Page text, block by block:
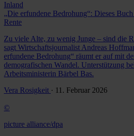
Inland
„Die erfundene Bedrohung“: Dieses
Rente
Zu viele Alte, zu wenig Junge – sind die
sagt Wirtschaftsjournalist Andreas
erfundene Bedrohung“ räumt er auf mit
demografischen Wandel. Unterstützung
Arbeitsministerin Bärbel Bas.
Vera Rosigkeit · 11. Februar 2026
©
picture alliance/dpa